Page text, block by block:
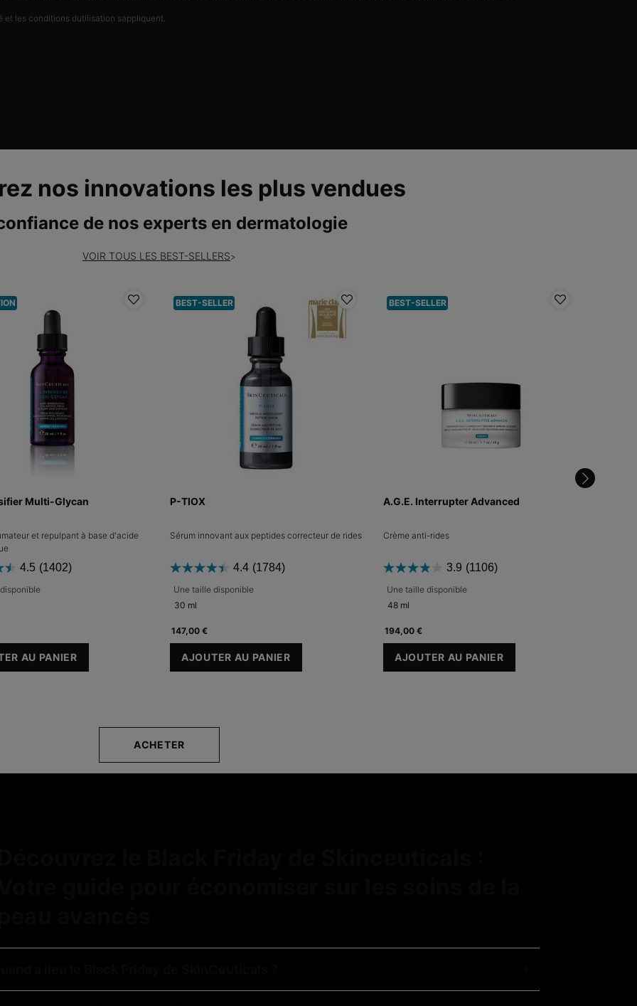
les conditions dutilisation sappliquent.
nos innovations les plus vendues
de nos experts en dermatologie
VOIR TOUS LES BEST-SELLERS>
C PURE
Multi-Glycan
et repulpant à base d'acide
4.5 (1402)
AU PANIER
HA INTENSIFIER MULTI-GLYCAN
BEST-SELLER
P-TIOX
Sérum innovant aux peptides correcteur de rides
4.4 (1784)
Une taille disponible
30 ml
147,00 €
AJOUTER AU PANIER
P-TIOX
BEST-SELLER
A.G.E. Interrupter Advanced
Crème anti-rides
3.9 (1106)
Une taille disponible
48 ml
194,00 €
AJOUTER AU PANIER
A.G.E. INTERRUPTER ADVANCED
ACHETER